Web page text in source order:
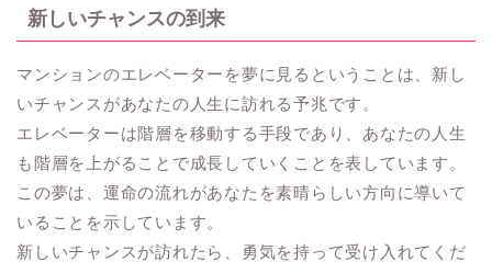
新しいチャンスの到来
マンションのエレベーターを夢に見るということは、新し
いチャンスがあなたの人生に訪れる予兆です。
エレベーターは階層を移動する手段であり、あなたの人生
も階層を上がることで成長していくことを表しています。
この夢は、運命の流れがあなたを素晴らしい方向に導いて
いることを示しています。
新しいチャンスが訪れたら、勇気を持って受け入れてくだ